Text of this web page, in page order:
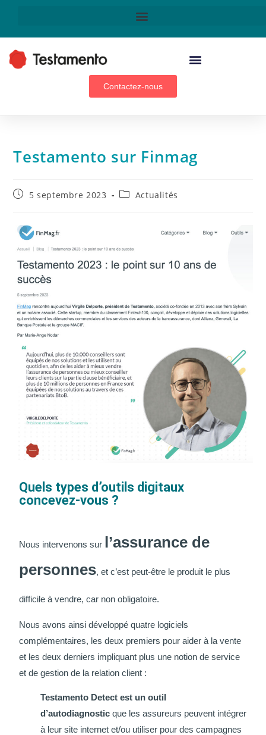
Contactez-nous
Testamento sur Finmag
5 septembre 2023 Actualités
Quels types d’outils digitaux
concevez-vous ?
Nous intervenons sur l’assurance de
personnes, et c’est peut-être le produit le plus
difficile à vendre, car non obligatoire.
Nous avons ainsi développé quatre logiciels
complémentaires, les deux premiers pour aider à la vente
et les deux derniers impliquant plus une notion de service
et de gestion de la relation client :
Testamento Detect est un outil
d’autodiagnostic que les assureurs peuvent intégrer
à leur site internet et/ou utiliser pour des campagnes